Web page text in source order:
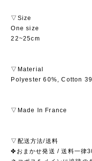
▽Size
One size
22~25cm
▽Material
Polyester 60%, Cotton
▽Made In France
▽配送方法/送料
✤おまかせ発送 / 送料一律